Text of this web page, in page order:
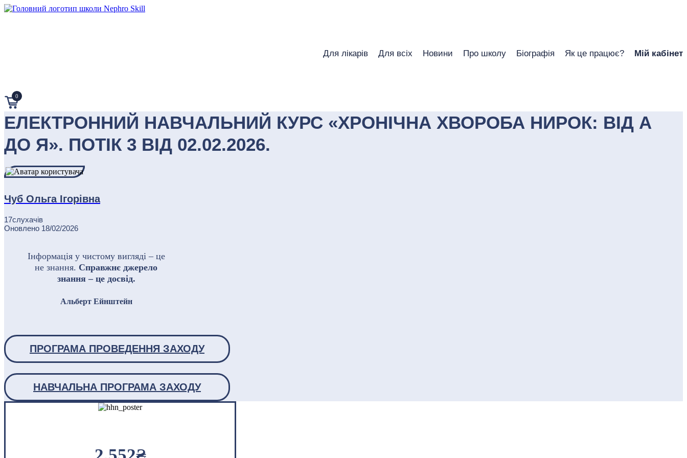
Для лікарів Для всіх Новини Про школу Біографія Як це працює? Мій кабінет
0
ЕЛЕКТРОННИЙ НАВЧАЛЬНИЙ КУРС «ХРОНІЧНА ХВОРОБА НИРОК: ВІД А
ДО Я». ПОТІК 3 ВІД 02.02.2026.
Чуб Ольга Ігорівна
17слухачів
Оновлено 18/02/2026
Інформація у чистому вигляді – це
не знання. Справжнє джерело
знання – це досвід.
Альберт Ейнштейн
ПРОГРАМА ПРОВЕДЕННЯ ЗАХОДУ
НАВЧАЛЬНА ПРОГРАМА ЗАХОДУ